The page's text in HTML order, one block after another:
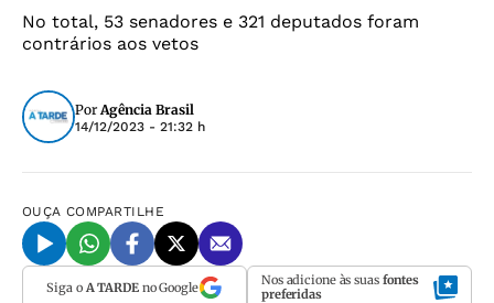
No total, 53 senadores e 321 deputados foram
contrários aos vetos
PorAgência Brasil
14/12/2023 - 21:32 h
OUÇA COMPARTILHE
Siga o A TARDEno Google Nos adicione às suas fontes
preferidas